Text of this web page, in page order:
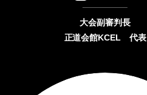
大会副審判長
正道会館KCEL 代表